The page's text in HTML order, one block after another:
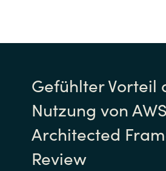
Gefühlter Vorteil
Nutzung von
Architected
Review